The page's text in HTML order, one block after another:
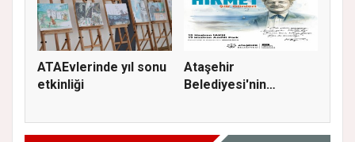
ATAEvlerinde yıl sonu
etkinliği
Ataşehir
Belediyesi'nin
Hik...